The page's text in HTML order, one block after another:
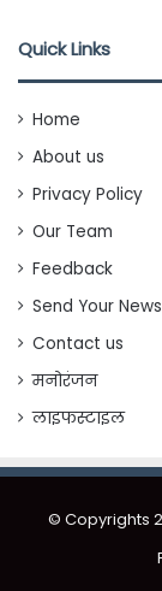
Quick Links
Home
About us
Privacy Policy
Our Team
Feedback
Send Your News
Contact us
मनोरंजन
लाइफस्टाइल
© Copyrights